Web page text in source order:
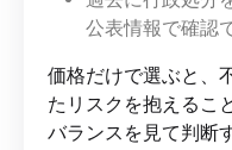
公表情報で確認
価格だけで選ぶと、
たリスクを抱えるこ
バランスを見て判断